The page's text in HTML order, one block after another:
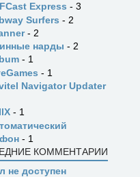
Express - 3
Surfers - 2
- 2
нарды - 2
- 1
- 1
Navigator Updater
- 1
- 1
КОММЕНТАРИИ
не доступен